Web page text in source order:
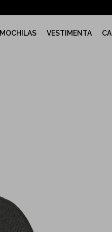
MOCHILAS VESTIMENTA